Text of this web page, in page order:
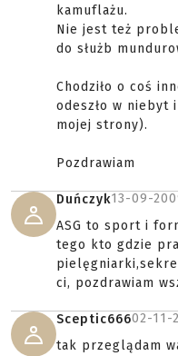
kamuflażu.
Nie jest też
do służb
Chodziło o coś
odeszło w niebyt
mojej strony).
Pozdrawiam
Duńczyk13-09-
ASG to sport i
tego kto gdzie
ci, pozdrawiam
Sceptic66602-11-
tak przeglądam